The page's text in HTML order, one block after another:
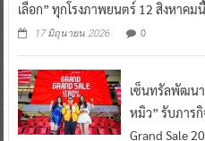
เลือก” ทุกโรงภาพยนตร์ 12 สิงหาคมนี้
17 มิถุนายน 2026 0
เซ็นทรัลพัฒนา
หมิว” รับภารกิ
Grand Sale